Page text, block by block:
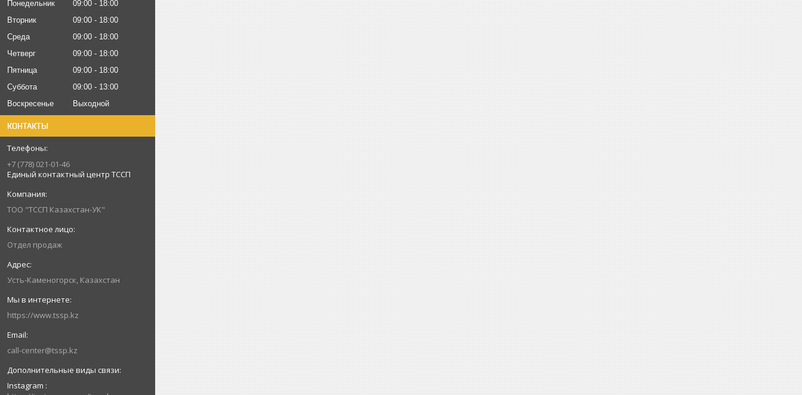
Понедельник 09:00
18:00
Вторник
09:00
18:00
Среда
09:00
18:00
Четверг
09:00
18:00
Пятница
09:00
18:00
Суббота
09:00
13:00
Воскресенье
Выходной
КОНТАКТЫ
+7 (778) 021-01-46
Единый контактный центр ТССП
ТОО "ТССП Казахстан-УК"
Отдел продаж
Усть-Каменогорск, Казахстан
https://www.tssp.kz
call-center@tssp.kz
Instagram